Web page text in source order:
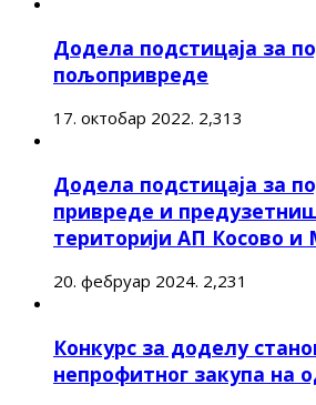
Додела подстицаја за
пољопривреде
17. октобар 2022. 2,313
Додела подстицаја за
привреде и
територији АП Косово и
20. фебруар 2024. 2,231
Конкурс за доделу
непрофитног закупа на